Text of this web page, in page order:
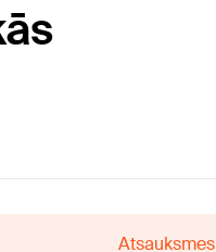
Atsauksmes